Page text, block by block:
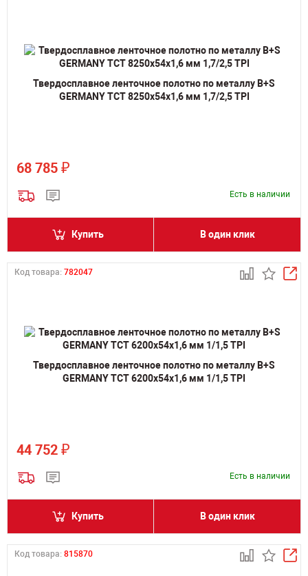
Твердосплавное ленточное полотно по металлу B+S
GERMANY TCT 8250х54х1,6 мм 1,7/2,5 TPI
68 785 ₽
Есть в наличии
Купить В один клик
Код товара: 782047
Твердосплавное ленточное полотно по металлу B+S
GERMANY TCT 6200х54х1,6 мм 1/1,5 TPI
44 752 ₽
Есть в наличии
Купить В один клик
Код товара: 815870